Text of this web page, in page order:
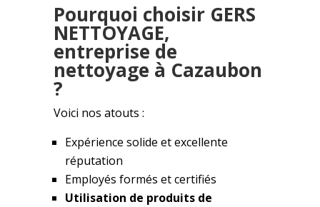
Pourquoi choisir GERS
NETTOYAGE,
entreprise de
nettoyage à Cazaubon
?
Voici nos atouts :
Expérience solide et excellente
réputation
Employés formés et certifiés
Utilisation de produits de